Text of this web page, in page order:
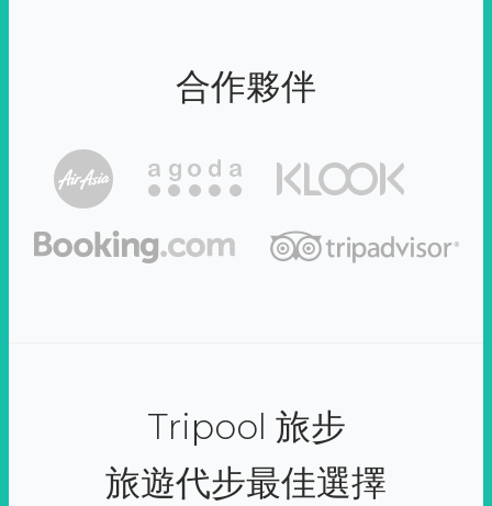
合作夥伴
Tripool 旅步
旅遊代步最佳選擇